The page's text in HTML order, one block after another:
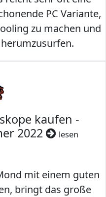
PC Variante,
zu machen und
kaufen -
2022
lesen
mit einem guten
bringt das große